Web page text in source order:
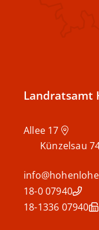
Landratsamt
Künzelsau
07940 18-0
07940 18-1336